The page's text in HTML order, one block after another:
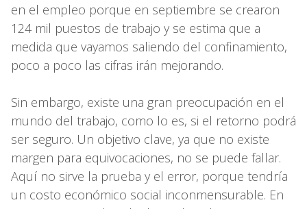
en el empleo porque en septiembre se crearon
124 mil puestos de trabajo y se estima que a
medida que vayamos saliendo del confinamiento,
poco a poco las cifras irán mejorando.
Sin embargo, existe una gran preocupación en el
mundo del trabajo, como lo es, si el retorno podrá
ser seguro. Un objetivo clave, ya que no existe
margen para equivocaciones, no se puede fallar.
Aquí no sirve la prueba y el error, porque tendría
un costo económico social inconmensurable. En